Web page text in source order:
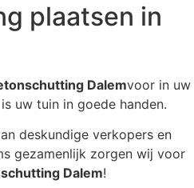
plaatsen in
Dalemvoor in uw
is uw tuin in goede handen.
deskundige verkopers en
gezamenlijk zorgen wij voor
Dalem!